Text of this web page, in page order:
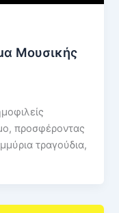
Μουσικής
προσφέροντας
τραγούδια,